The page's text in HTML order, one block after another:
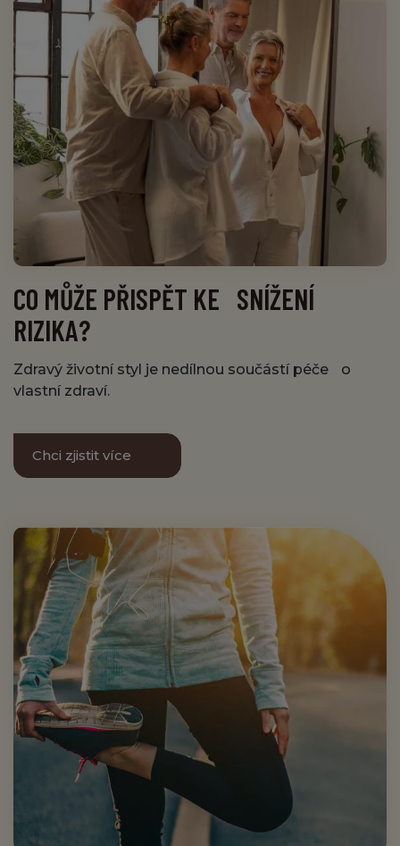
CO MŮŽE PŘISPĚT KE SNÍŽENÍ
RIZIKA?
Zdravý životní styl je nedílnou součástí péče o
vlastní zdraví.
Chci zjistit více